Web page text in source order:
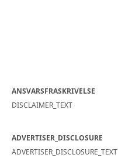
ANSVARSFRASKRIVELSE
DISCLAIMER_TEXT
ADVERTISER_DISCLOSURE
ADVERTISER_DISCLOSURE_TEXT